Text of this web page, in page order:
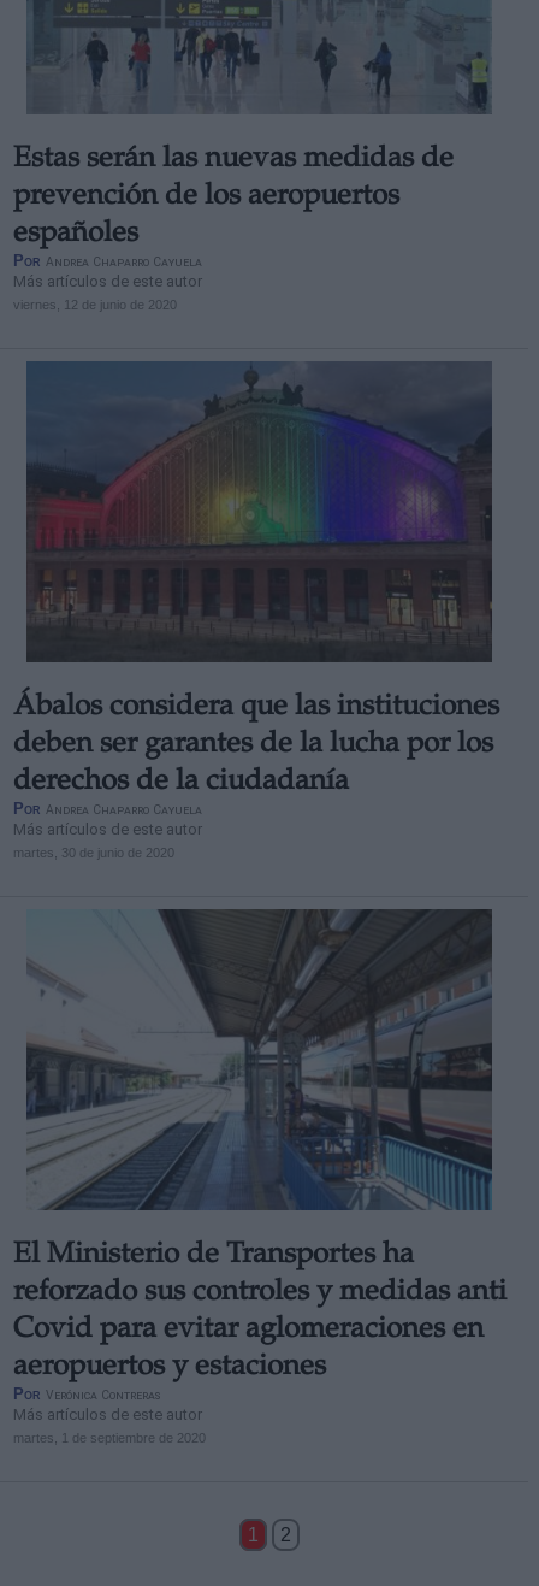
Estas serán las nuevas medidas de
prevención de los aeropuertos
españoles
Por Andrea Chaparro Cayuela
Más artículos de este autor
viernes, 12 de junio de 2020
Ábalos considera que las instituciones
deben ser garantes de la lucha por los
derechos de la ciudadanía
Por Andrea Chaparro Cayuela
Más artículos de este autor
martes, 30 de junio de 2020
El Ministerio de Transportes ha
reforzado sus controles y medidas anti
Covid para evitar aglomeraciones en
aeropuertos y estaciones
Por Verónica Contreras
Más artículos de este autor
martes, 1 de septiembre de 2020
1 2